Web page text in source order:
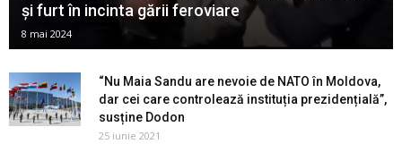
și furt în incinta gării feroviare
8 mai 2024
“Nu Maia Sandu are nevoie de NATO în Moldova,
dar cei care controlează instituția prezidențială”,
susține Dodon
25 iunie 2021